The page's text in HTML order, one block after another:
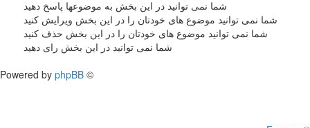
شما نمی توانید در این بخش به موضوعها پاسخ دهید
شما نمی توانید موضوع های خودتان را در این بخش ویرایش کنید
شما نمی توانید موضوع های خودتان را در این بخش حذف کنید
شما نمی توانید در این بخش رای دهید
Powered by phpBB ©